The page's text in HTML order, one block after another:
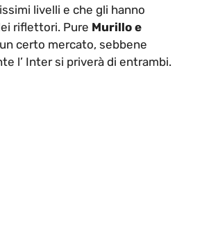
livelli e che gli hanno
riflettori. Pure Murillo e
certo mercato, sebbene
l’ Inter si priverà di entrambi.